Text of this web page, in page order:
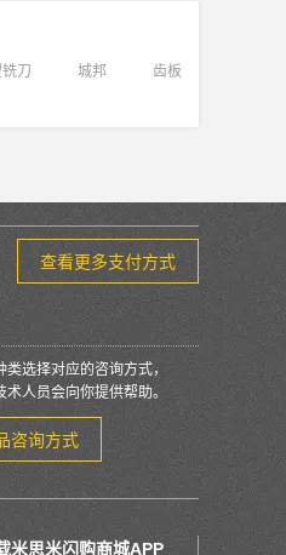
刀 城邦
齿板
查看更多支付方式
选择对应的咨询方式，
人员会向你提供帮助。
咨询方式
米思米闪购商城APP